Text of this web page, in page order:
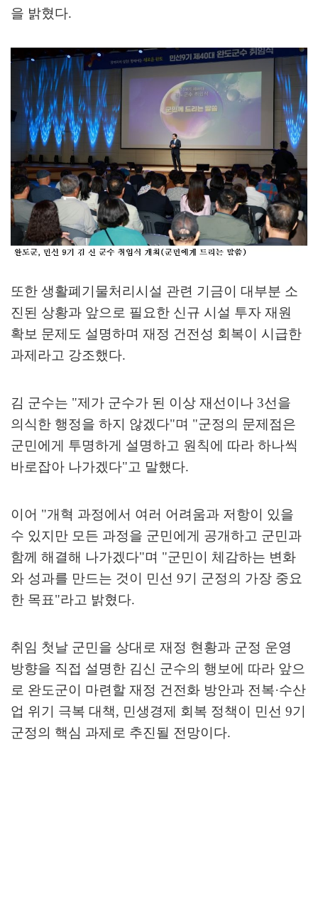
을 밝혔다.
또한 생활폐기물처리시설 관련 기금이 대부분 소
진된 상황과 앞으로 필요한 신규 시설 투자 재원
확보 문제도 설명하며 재정 건전성 회복이 시급한
과제라고 강조했다.
김 군수는 "제가 군수가 된 이상 재선이나 3선을
의식한 행정을 하지 않겠다"며 "군정의 문제점은
군민에게 투명하게 설명하고 원칙에 따라 하나씩
바로잡아 나가겠다"고 말했다.
이어 "개혁 과정에서 여러 어려움과 저항이 있을
수 있지만 모든 과정을 군민에게 공개하고 군민과
함께 해결해 나가겠다"며 "군민이 체감하는 변화
와 성과를 만드는 것이 민선 9기 군정의 가장 중요
한 목표"라고 밝혔다.
취임 첫날 군민을 상대로 재정 현황과 군정 운영
방향을 직접 설명한 김신 군수의 행보에 따라 앞으
로 완도군이 마련할 재정 건전화 방안과 전복·수산
업 위기 극복 대책, 민생경제 회복 정책이 민선 9기
군정의 핵심 과제로 추진될 전망이다.